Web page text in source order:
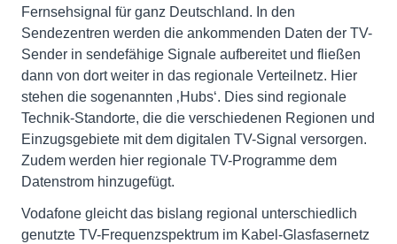
Fernsehsignal für ganz Deutschland. In den
Sendezentren werden die ankommenden Daten der TV-
Sender in sendefähige Signale aufbereitet und fließen
dann von dort weiter in das regionale Verteilnetz. Hier
stehen die sogenannten ‚Hubs‘. Dies sind regionale
Technik-Standorte, die die verschiedenen Regionen und
Einzugsgebiete mit dem digitalen TV-Signal versorgen.
Zudem werden hier regionale TV-Programme dem
Datenstrom hinzugefügt.
Vodafone gleicht das bislang regional unterschiedlich
genutzte TV-Frequenzspektrum im Kabel-Glasfasernetz